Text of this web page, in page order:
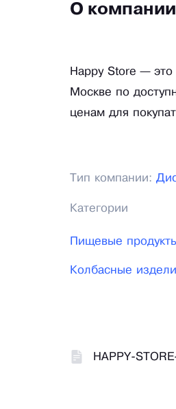
О компании
Happy Store —
Москве по
ценам для
Тип компании:
Категории
Пищевые
Колбасные
HAPPY-